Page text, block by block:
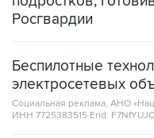
Беспилотные
Социальная реклама, АНО
ИНН 7725383515 Erid:
Аксенов сообщил